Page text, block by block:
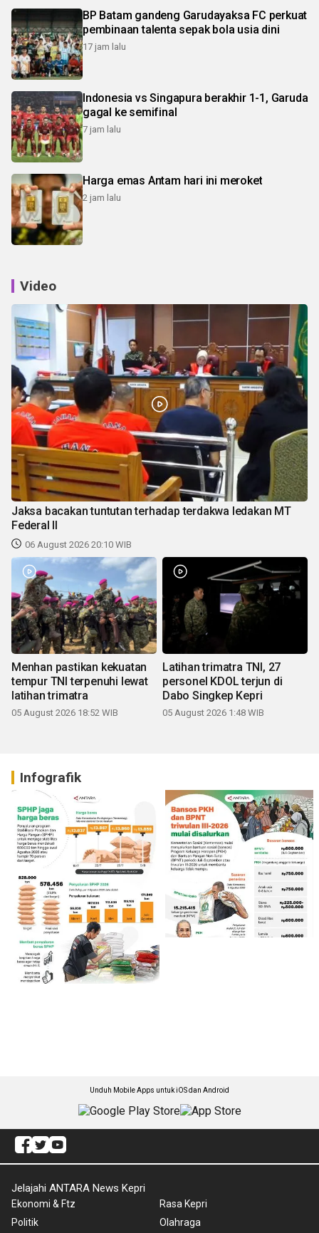
BP Batam gandeng Garudayaksa FC perkuat
pembinaan talenta sepak bola usia dini
17 jam lalu
Indonesia vs Singapura berakhir 1-1, Garuda
gagal ke semifinal
7 jam lalu
Harga emas Antam hari ini meroket
2 jam lalu
Video
Jaksa bacakan tuntutan terhadap terdakwa ledakan MT
Federal II
06 August 2026 20:10 WIB
Menhan pastikan kekuatan
tempur TNI terpenuhi lewat
latihan trimatra
05 August 2026 18:52 WIB
Latihan trimatra TNI, 27
personel KDOL terjun di
Dabo Singkep Kepri
05 August 2026 1:48 WIB
Infografik
Unduh Mobile Apps untuk iOS dan Android
Jelajahi ANTARA News Kepri
Ekonomi & Ftz
Politik
Rasa Kepri
Olahraga